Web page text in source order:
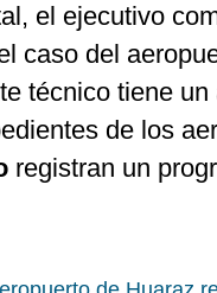
el ejecutivo
caso del
técnico tiene
de los
registran un